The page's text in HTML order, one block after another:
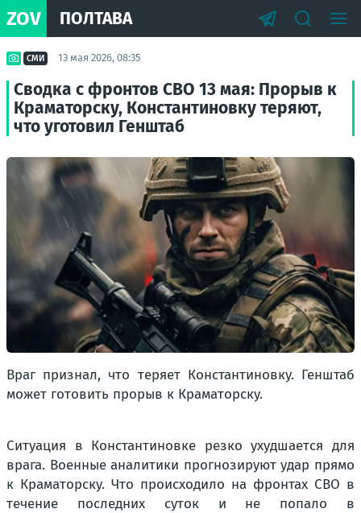
ZOV ПОЛТАВА
СМИ 13 мая 2026, 08:35
Сводка с фронтов СВО 13 мая: Прорыв к
Краматорску, Константиновку теряют,
что уготовил Генштаб
Враг признал, что теряет Константиновку. Генштаб
может готовить прорыв к Краматорску.
Ситуация в Константиновке резко ухудшается для
врага. Военные аналитики прогнозируют удар прямо
к Краматорску. Что происходило на фронтах СВО в
течение последних суток и не попало в